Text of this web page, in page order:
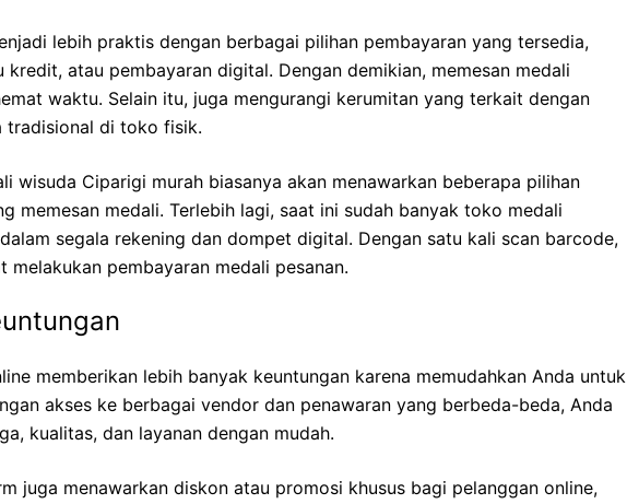
lebih praktis dengan berbagai pilihan pembayaran yang tersedia,
atau pembayaran digital. Dengan demikian, memesan medali
waktu. Selain itu, juga mengurangi kerumitan yang terkait dengan
tradisional di toko fisik.
wisuda Ciparigi murah biasanya akan menawarkan beberapa pilihan
memesan medali. Terlebih lagi, saat ini sudah banyak toko medali
segala rekening dan dompet digital. Dengan satu kali scan barcode,
melakukan pembayaran medali pesanan.
memberikan lebih banyak keuntungan karena memudahkan Anda untuk
akses ke berbagai vendor dan penawaran yang berbeda-beda, Anda
kualitas, dan layanan dengan mudah.
juga menawarkan diskon atau promosi khusus bagi pelanggan online,